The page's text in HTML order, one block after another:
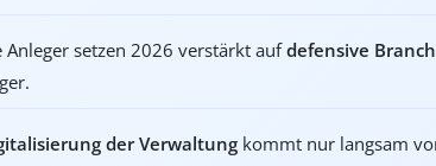
Anleger setzen 2026 verstärkt aufdefensive
der Verwaltung kommt nur langsam